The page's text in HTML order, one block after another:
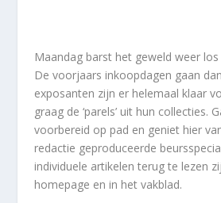
Maandag barst het geweld weer
De voorjaars inkoopdagen gaan
exposanten zijn er helemaal klaar
graag de ‘parels’ uit hun collecties.
voorbereid op pad en geniet hier
redactie geproduceerde
individuele artikelen terug te lezen
homepage en in het vakblad.